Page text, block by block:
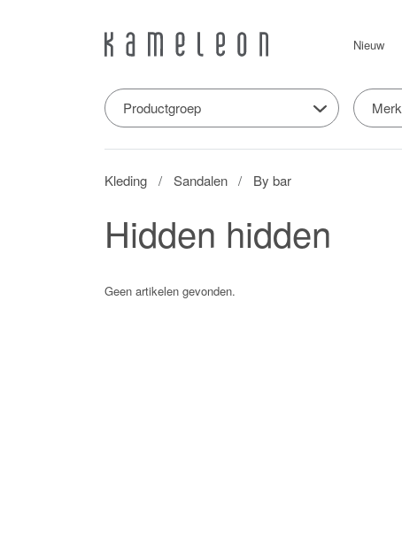
Nieuw
Productgroep Merk
Kleding Sandalen By bar
Hidden hidden
Geen artikelen gevonden.